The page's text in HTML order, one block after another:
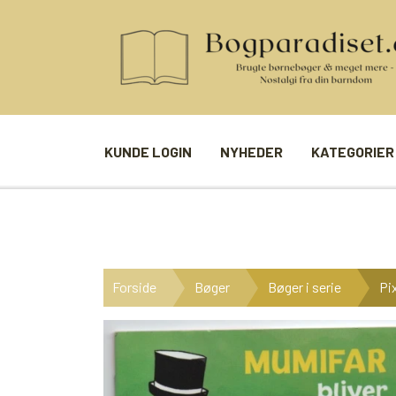
KUNDE LOGIN NYHEDER KATEGORIER
BØGER I SERIE
BØGER I ÅRSTAL
UDVALGTE FORFATTERE
BILLED- /
LUDO
SPILLEKORT
FIRKORT
Forside Bøger Bøger i serie